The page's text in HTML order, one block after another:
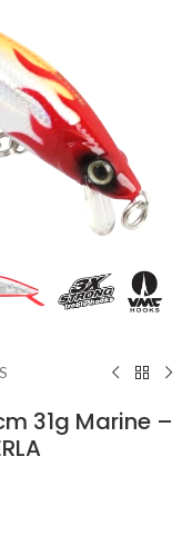
31g Marine –